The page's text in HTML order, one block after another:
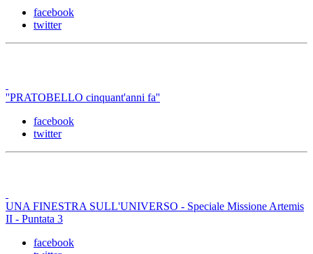
facebook
twitter
''PRATOBELLO cinquant'anni fa''
facebook
twitter
UNA FINESTRA SULL'UNIVERSO - Speciale Missione Artemis
II - Puntata 3
facebook